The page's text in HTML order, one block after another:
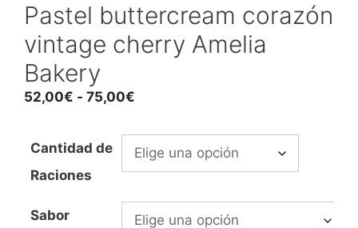
Pastel buttercream corazón
vintage cherry Amelia
Bakery
52,00€ - 75,00€
precios:
desde
52,00€
75,00€
Cantidad de
Raciones
Sabor